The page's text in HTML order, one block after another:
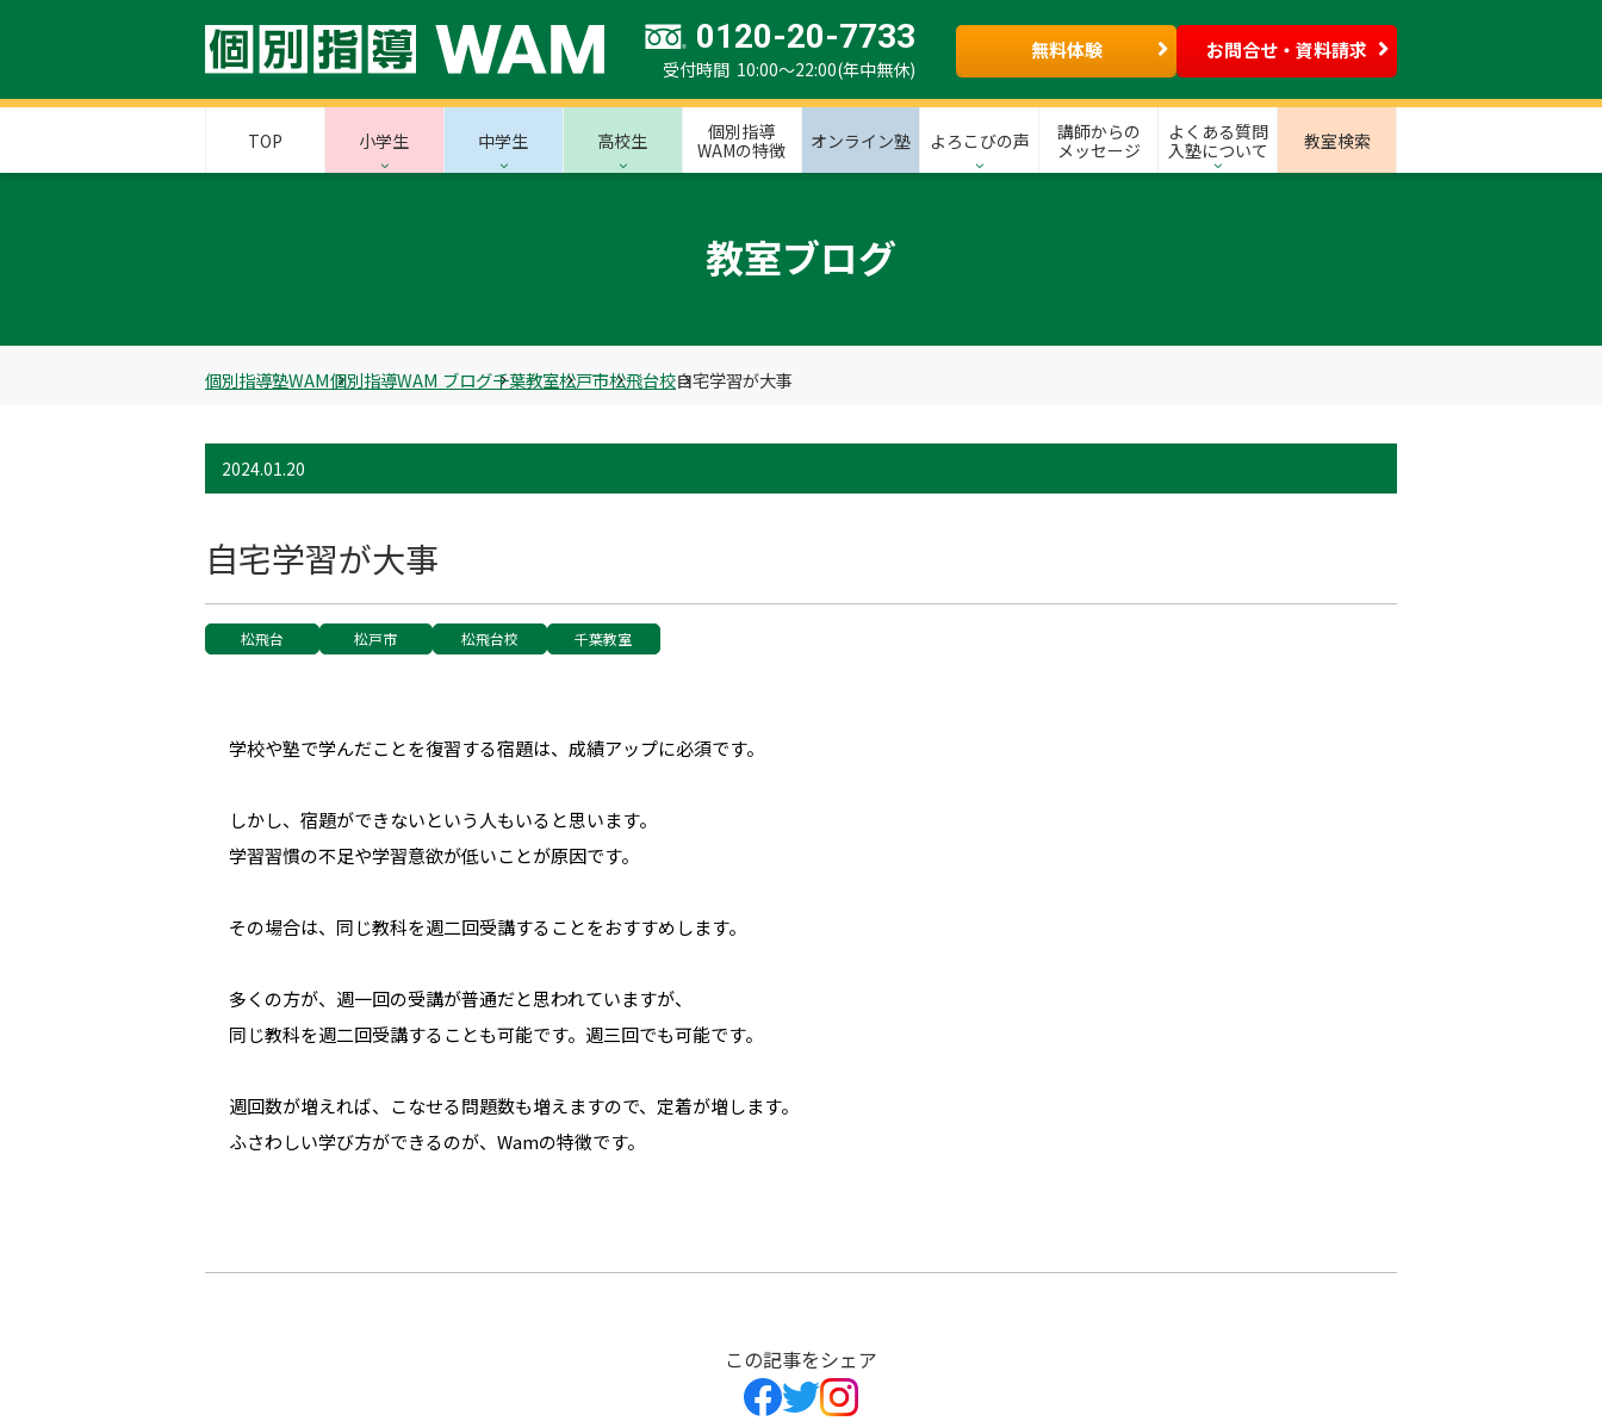
0120-20-7733
受付時間 10:00～22:00(年中無休)
無料体験 お問合せ・資料請求
TOP 小学生 中学生 高校生
個別指導
WAMの特徴
オンライン塾 よろこびの声
講師からの
メッセージ
よくある質問
入塾について
教室検索
教室ブログ
個別指導塾WAM個別指導WAM ブログ千葉教室松戸市松飛台校自宅学習が大事
2024.01.20
自宅学習が大事
松飛台 松戸市 松飛台校 千葉教室
学校や塾で学んだことを復習する宿題は、成績アップに必須です。
しかし、宿題ができないという人もいると思います。
学習習慣の不足や学習意欲が低いことが原因です。
その場合は、同じ教科を週二回受講することをおすすめします。
多くの方が、週一回の受講が普通だと思われていますが、
同じ教科を週二回受講することも可能です。週三回でも可能です。
週回数が増えれば、こなせる問題数も増えますので、定着が増します。
ふさわしい学び方ができるのが、Wamの特徴です。
この記事をシェア